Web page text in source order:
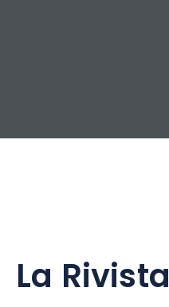
La Rivista